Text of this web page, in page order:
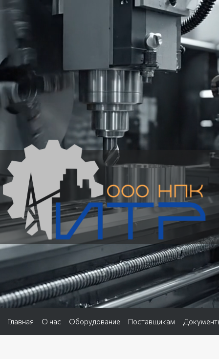
Главная О нас Оборудование Поставщикам